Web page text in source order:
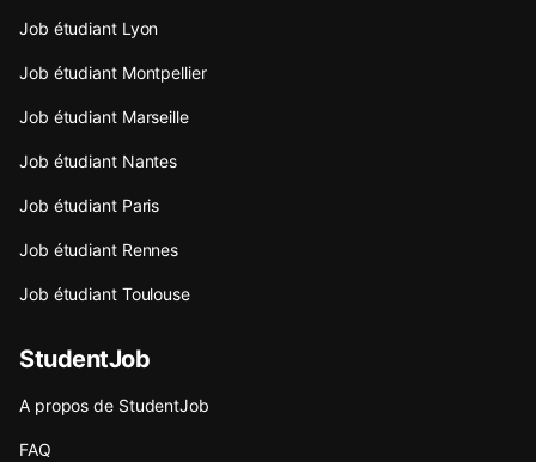
Job étudiant Lyon
Job étudiant Montpellier
Job étudiant Marseille
Job étudiant Nantes
Job étudiant Paris
Job étudiant Rennes
Job étudiant Toulouse
StudentJob
A propos de StudentJob
FAQ